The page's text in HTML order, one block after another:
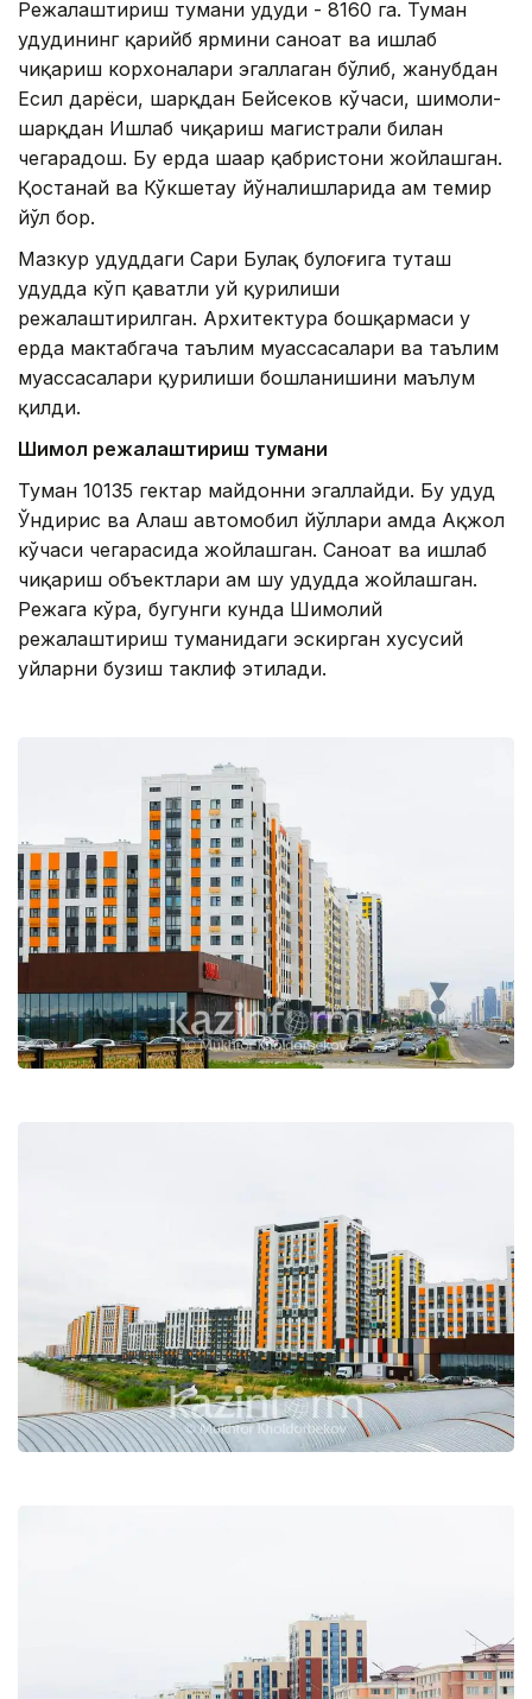
Режалаштириш тумани ҳудуди - 8160 га. Туман
ҳудудининг қарийб ярмини саноат ва ишлаб
чиқариш корхоналари эгаллаган бўлиб, жанубдан
Есил дарёси, шарқдан Бейсеков кўчаси, шимоли-
шарқдан Ишлаб чиқариш магистрали билан
чегарадош. Бу ерда шаҳар қабристони жойлашган.
Қостанай ва Кўкшетау йўналишларида ҳам темир
йўл бор.
Мазкур ҳудуддаги Сари Булақ булоғига туташ
ҳудудда кўп қаватли уй қурилиши
режалаштирилган. Архитектура бошқармаси у
ерда мактабгача таълим муассасалари ва таълим
муассасалари қурилиши бошланишини маълум
қилди.
Шимол режалаштириш тумани
Туман 10135 гектар майдонни эгаллайди. Бу ҳудуд
Ўндирис ва Алаш автомобил йўллари ҳамда Ақжол
кўчаси чегарасида жойлашган. Саноат ва ишлаб
чиқариш объектлари ҳам шу ҳудудда жойлашган.
Режага кўра, бугунги кунда Шимолий
режалаштириш туманидаги эскирган хусусий
уйларни бузиш таклиф этилади.